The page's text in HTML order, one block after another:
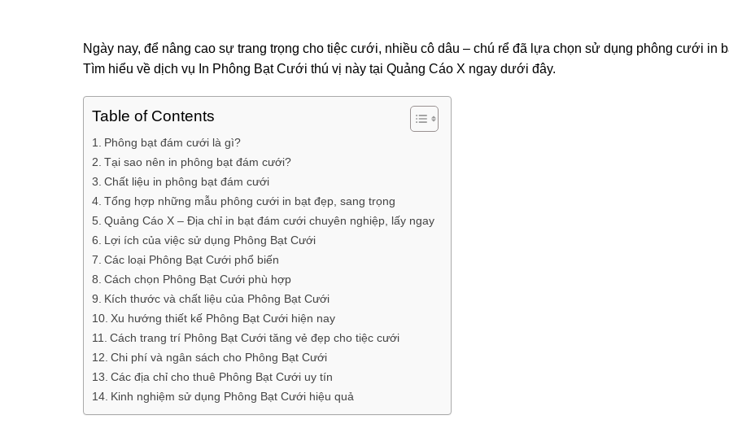
Ngày nay, để nâng cao sự trang trọng cho tiệc cưới, nhiều cô dâu – chú rể đã lựa chọn sử dụng phông cưới in
Tìm hiểu về dịch vụ In Phông Bạt Cưới thú vị này tại Quảng Cáo X ngay dưới đây.
Table of Contents
Phông bạt đám cưới là gì?
Tại sao nên in phông bạt đám cưới?
Chất liệu in phông bạt đám cưới
Tổng hợp những mẫu phông cưới in bạt đẹp, sang trọng
Quảng Cáo X – Địa chỉ in bạt đám cưới chuyên nghiệp, lấy ngay
Lợi ích của việc sử dụng Phông Bạt Cưới
Các loại Phông Bạt Cưới phổ biến
Cách chọn Phông Bạt Cưới phù hợp
Kích thước và chất liệu của Phông Bạt Cưới
Xu hướng thiết kế Phông Bạt Cưới hiện nay
Cách trang trí Phông Bạt Cưới tăng vẻ đẹp cho tiệc cưới
Chi phí và ngân sách cho Phông Bạt Cưới
Các địa chỉ cho thuê Phông Bạt Cưới uy tín
Kinh nghiệm sử dụng Phông Bạt Cưới hiệu quả